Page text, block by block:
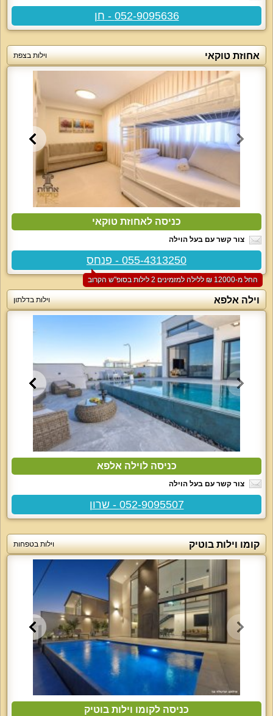
052-9095636 - חן
אחוזת טוקאי וילות בצפת
כניסה לאחוזת טוקאי
צור קשר עם בעל הוילה
055-4313250 - פנחס
החל מ-‏12000 ₪ ללילה למזמינים 2 לילות בסופ"ש הקרוב
וילה אלפא וילות בדלתון
כניסה לוילה אלפא
צור קשר עם בעל הוילה
052-9095507 - שרון
קומו וילות בוטיק וילות בטפחות
כניסה לקומו וילות בוטיק